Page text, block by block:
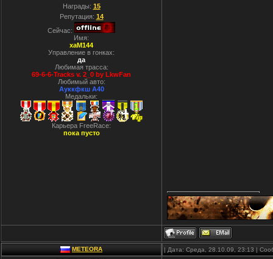
Награды: 15
Репутация: 14
Сейчас:
Имя:
xaM144
Управление в гонках:
да
Любимая трасса:
69-6-6-Tracks v. 2_0 by LkwFan
Любимый авто:
Ауккфкш А40
Медальки:
Карьера FreeRace:
пока пусто
METEORA | Дата: Среда, 28.10.09, 23:13 |